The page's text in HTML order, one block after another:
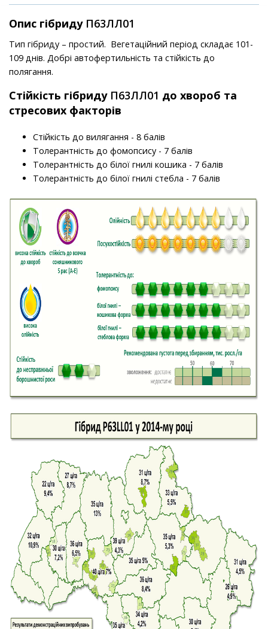
Опис гібриду П63ЛЛ01
Тип гібриду – простий. Вегетаційний період складає 101-
109 днів. Добрі автофертильність та стійкість до
полягання.
Стійкість гібриду П63ЛЛ01 до хвороб та
стресових факторів
Стійкість до вилягання - 8 балів
Толерантність до фомопсису - 7 балів
Толерантність до білої гнилі кошика - 7 балів
Толерантність до білої гнилі стебла - 7 балів